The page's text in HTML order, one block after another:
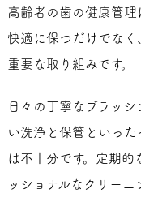
高齢者の歯の健康管
快適に保つだけでな
重要な取り組みです。
日々の丁寧なブラッシ
い洗浄と保管といっ
は不十分です。定期的
ッショナルなクリー